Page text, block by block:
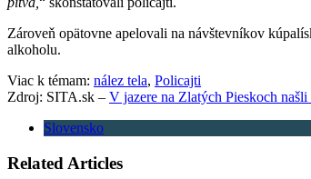
Zároveň opätovne apelovali na návštevníkov
alkoholu.
Viac k témam: nález tela, Policajti
Zdroj: SITA.sk – V jazere na Zlatých Pieskoch
Slovensko
Related Articles